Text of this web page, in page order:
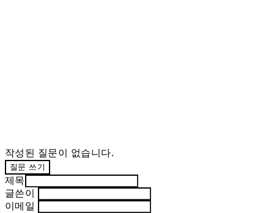
작성된 질문이 없습니다.
질문 쓰기
제목
글쓴이
이메일